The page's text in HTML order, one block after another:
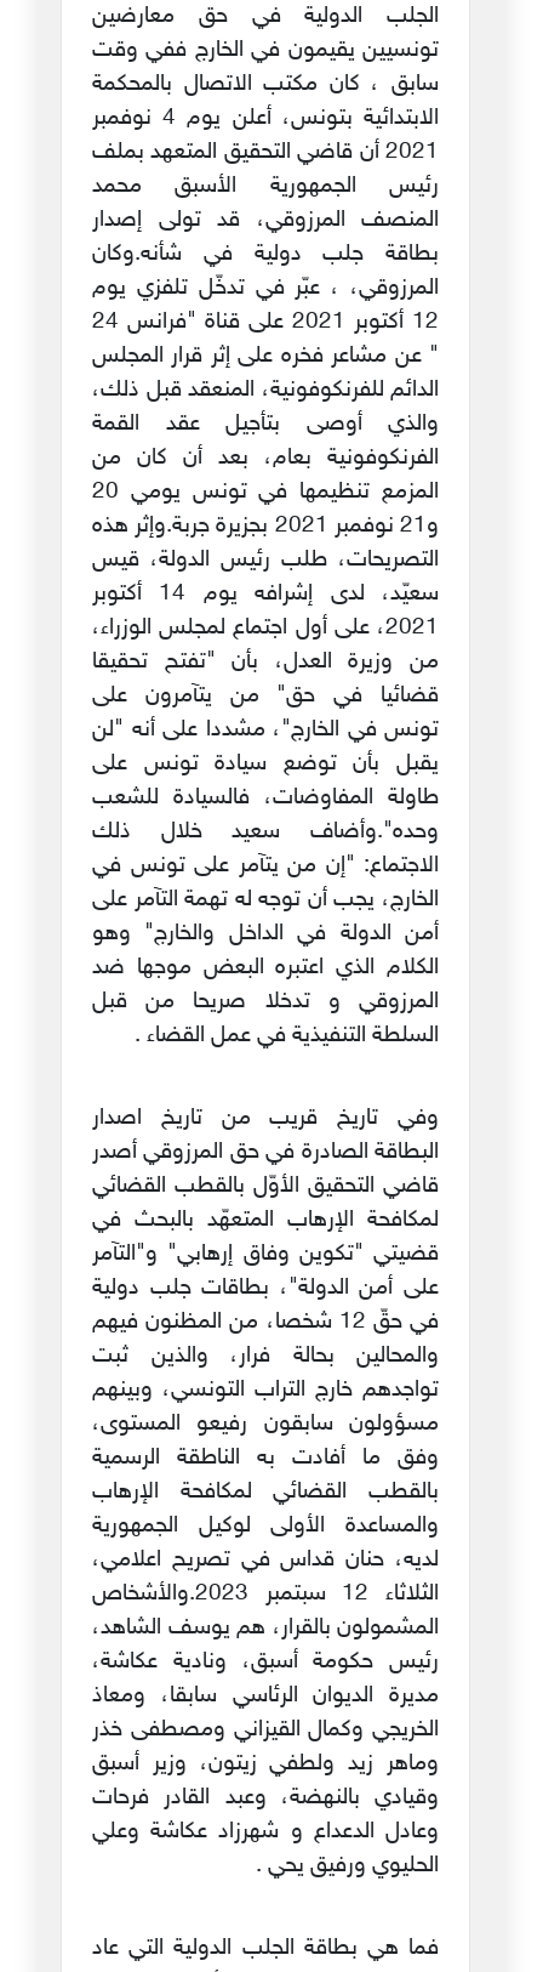
الجلب الدولية في حق معارضين
تونسيين يقيمون في الخارج ففي وقت
سابق ، كان مكتب الاتصال بالمحكمة
الابتدائية بتونس، أعلن يوم 4 نوفمبر
2021 أن قاضي التحقيق المتعهد بملف
رئيس الجمهورية الأسبق محمد
المنصف المرزوقي، قد تولى إصدار
بطاقة جلب دولية في شأنه.وكان
المرزوقي، ، عبّر في تدخّل تلفزي يوم
12 أكتوبر 2021 على قناة "فرانس 24
" عن مشاعر فخره على إثر قرار المجلس
الدائم للفرنكوفونية، المنعقد قبل ذلك،
والذي أوصى بتأجيل عقد القمة
الفرنكوفونية بعام، بعد أن كان من
المزمع تنظيمها في تونس يومي 20
و21 نوفمبر 2021 بجزيرة جربة.وإثر هذه
التصريحات، طلب رئيس الدولة، قيس
سعيّد، لدى إشرافه يوم 14 أكتوبر
2021، على أول اجتماع لمجلس الوزراء،
من وزيرة العدل، بأن "تفتح تحقيقا
قضائيا في حق" من يتآمرون على
تونس في الخارج"، مشددا على أنه "لن
يقبل بأن توضع سيادة تونس على
طاولة المفاوضات، فالسيادة للشعب
وحده".وأضاف سعيد خلال ذلك
الاجتماع: "إن من يتآمر على تونس في
الخارج، يجب أن توجه له تهمة التآمر على
أمن الدولة في الداخل والخارج" وهو
الكلام الذي اعتبره البعض موجها ضد
المرزوقي و تدخلا صريحا من قبل
السلطة التنفيذية في عمل القضاء .
وفي تاريخ قريب من تاريخ اصدار
البطاقة الصادرة في حق المرزوقي أصدر
قاضي التحقيق الأوّل بالقطب القضائي
لمكافحة الإرهاب المتعهّد بالبحث في
قضيتي "تكوين وفاق إرهابي" و"التآمر
على أمن الدولة"، بطاقات جلب دولية
في حقّ 12 شخصا، من المظنون فيهم
والمحالين بحالة فرار، والذين ثبت
تواجدهم خارج التراب التونسي، وبينهم
مسؤولون سابقون رفيعو المستوى،
وفق ما أفادت به الناطقة الرسمية
بالقطب القضائي لمكافحة الإرهاب
والمساعدة الأولى لوكيل الجمهورية
لديه، حنان قداس في تصريح اعلامي،
الثلاثاء 12 سبتمبر 2023.والأشخاص
المشمولون بالقرار، هم يوسف الشاهد،
رئيس حكومة أسبق، ونادية عكاشة،
مديرة الديوان الرئاسي سابقا، ومعاذ
الخريجي وكمال القيزاني ومصطفى خذر
وماهر زيد ولطفي زيتون، وزير أسبق
وقيادي بالنهضة، وعبد القادر فرحات
وعادل الدعداع و شهرزاد عكاشة وعلي
الحليوي ورفيق يحي .
فما هي بطاقة الجلب الدولية التي عاد